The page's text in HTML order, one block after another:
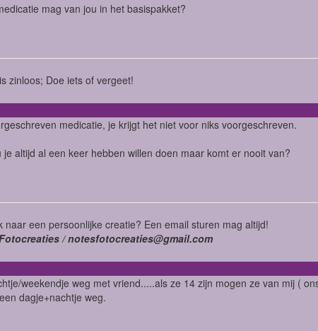
mag van jou in het basispakket?
zinloos; Doe iets of vergeet!
medicatie, je krijgt het niet voor niks voorgeschreven.
je altijd al een keer hebben willen doen maar komt er nooit van?
naar een persoonlijke creatie? Een email sturen mag altijd!
/ notesfotocreaties@gmail.com
weekendje weg met vriend.....als ze 14 zijn mogen ze van mij (
dagje+nachtje weg.